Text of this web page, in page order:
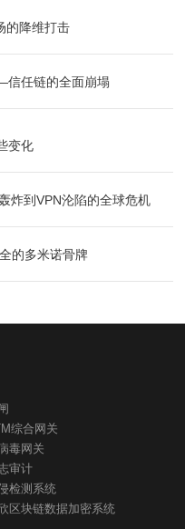
降维打击
任链的全面崩塌
变化
炸到VPN沦陷的全球危机
的多米诺骨牌
综合网关
毒网关
审计
检测系统
区块链数据加密系统